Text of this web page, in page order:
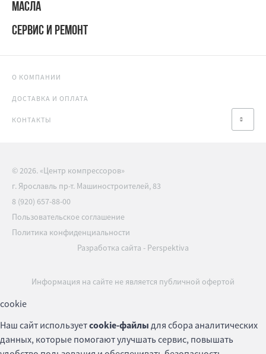
МАСЛА
СЕРВИС И РЕМОНТ
О КОМПАНИИ
ДОСТАВКА И ОПЛАТА
КОНТАКТЫ
© 2026. «Центр компрессоров»
г. Ярославль пр-т. Машиностроителей, 83
8 (920) 657-88-00
Пользовательское соглашение
Политика конфиденциальности
Разработка сайта - Perspektiva
Информация на сайте не является публичной офертой
cookie
Наш сайт используетcookie-файлы для сбора аналитических
данных, которые помогают улучшать сервис, повышать